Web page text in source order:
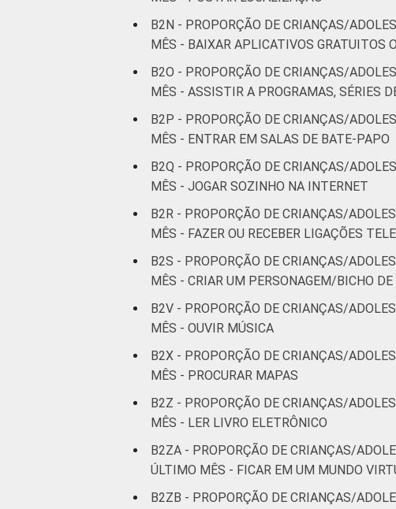
B2N - PROPORÇÃO DE CRIANÇAS/
MÊS - BAIXAR APLICATIVOS GRATUITOS
B2O - PROPORÇÃO DE CRIANÇAS/
MÊS - ASSISTIR A PROGRAMAS, SÉRIES
B2P - PROPORÇÃO DE CRIANÇAS/
MÊS - ENTRAR EM SALAS DE BATE-PAPO
B2Q - PROPORÇÃO DE CRIANÇAS/
MÊS - JOGAR SOZINHO NA INTERNET
B2R - PROPORÇÃO DE CRIANÇAS/
MÊS - FAZER OU RECEBER LIGAÇÕES
B2S - PROPORÇÃO DE CRIANÇAS/
MÊS - CRIAR UM PERSONAGEM/BICHO
B2V - PROPORÇÃO DE CRIANÇAS/
MÊS - OUVIR MÚSICA
B2X - PROPORÇÃO DE CRIANÇAS/
MÊS - PROCURAR MAPAS
B2Z - PROPORÇÃO DE CRIANÇAS/
MÊS - LER LIVRO ELETRÔNICO
B2ZA - PROPORÇÃO DE CRIANÇAS/
ÚLTIMO MÊS - FICAR EM UM MUNDO
B2ZB - PROPORÇÃO DE CRIANÇAS/